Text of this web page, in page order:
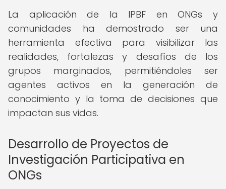
La aplicación de la IPBF en ONGs y
comunidades ha demostrado ser una
herramienta efectiva para visibilizar las
realidades, fortalezas y desafíos de los
grupos marginados, permitiéndoles ser
agentes activos en la generación de
conocimiento y la toma de decisiones que
impactan sus vidas.
Desarrollo de Proyectos de
Investigación Participativa en
ONGs